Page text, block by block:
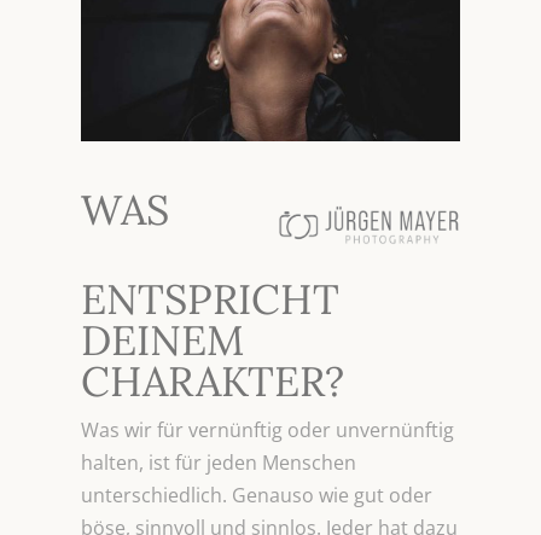
WAS
ENTSPRICHT
DEINEM
CHARAKTER?
Was wir für vernünftig oder unvernünftig
halten, ist für jeden Menschen
unterschiedlich. Genauso wie gut oder
böse, sinnvoll und sinnlos. Jeder hat dazu